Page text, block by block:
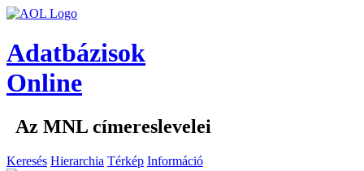
Adatbázisok
Online
Az MNL címereslevelei
Keresés Hierarchia Térkép Információ